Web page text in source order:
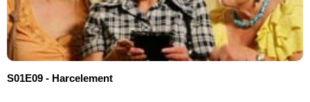
S01E09 - Harcelement